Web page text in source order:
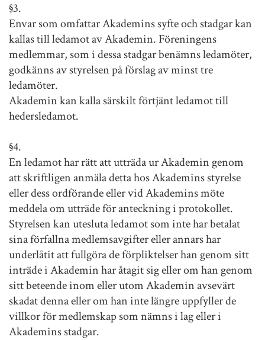
§3.
Envar som omfattar Akademins syfte och stadgar kan
kallas till ledamot av Akademin. Föreningens
medlemmar, som i dessa stadgar benämns ledamöter,
godkänns av styrelsen på förslag av minst tre
ledamöter.
Akademin kan kalla särskilt förtjänt ledamot till
hedersledamot.
§4.
En ledamot har rätt att utträda ur Akademin genom
att skriftligen anmäla detta hos Akademins styrelse
eller dess ordförande eller vid Akademins möte
meddela om utträde för anteckning i protokollet.
Styrelsen kan utesluta ledamot som inte har betalat
sina förfallna medlemsavgifter eller annars har
underlåtit att fullgöra de förpliktelser han genom sitt
inträde i Akademin har åtagit sig eller om han genom
sitt beteende inom eller utom Akademin avsevärt
skadat denna eller om han inte längre uppfyller de
villkor för medlemskap som nämns i lag eller i
Akademins stadgar.